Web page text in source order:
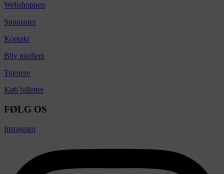
Webshoppen
Sponsorer
Kontakt
Bliv medlem
Trænere
Køb billetter
FØLG OS
Instagram